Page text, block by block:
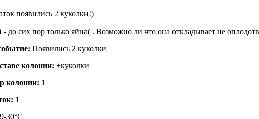
появились 2 куколки!)
- до сих пор только яйца( . Возможно ли что она откладывает не
Появились 2 куколки
кoлонии: +куколки
кoлонии: 1
1
30°C